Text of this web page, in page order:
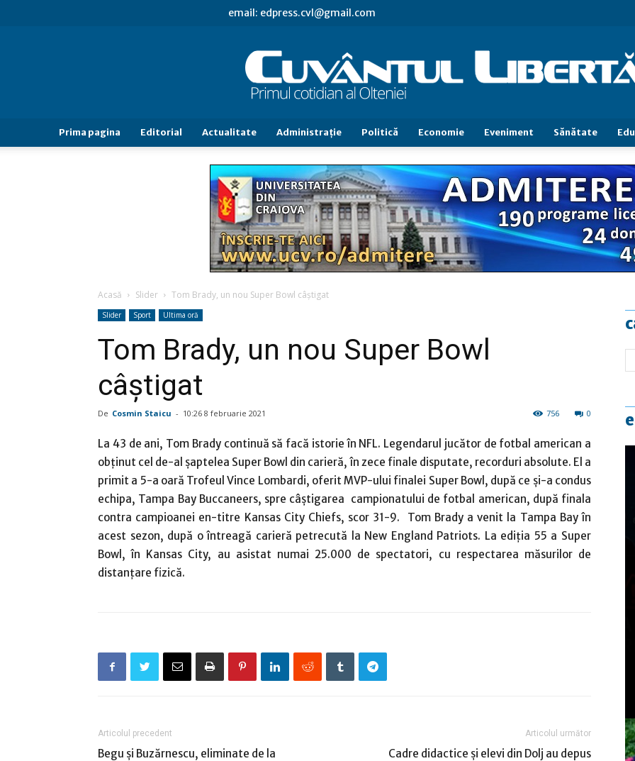
email: edpress.cvl@gmail.com
Cuvântul
Libertăţii
Prima pagina Editorial Actualitate Administraţie Politică Economie Eveniment Sănătate
Acasă Slider Tom Brady, un nou Super Bowl câştigat
Slider Sport Ultima oră
Tom Brady, un nou Super Bowl
câştigat
De Cosmin Staicu - 10:26 8 februarie 2021 0
756
La 43 de ani, Tom Brady continuă să facă istorie în NFL. Legendarul jucător de fotbal american a
obţinut cel de-al şaptelea Super Bowl din carieră, în zece finale disputate, recorduri absolute. El a
primit a 5-a oară Trofeul Vince Lombardi, oferit MVP-ului finalei Super Bowl, după ce şi-a condus
echipa, Tampa Bay Buccaneers, spre câştigarea campionatului de fotbal american, după finala
contra campioanei en-titre Kansas City Chiefs, scor 31-9. Tom Brady a venit la Tampa Bay în
acest sezon, după o întreagă carieră petrecută la New England Patriots. La ediţia 55 a Super
Bowl, în Kansas City, au asistat numai 25.000 de spectatori, cu respectarea măsurilor de
distanţare fizică.
Articolul precedent
Begu şi Buzărnescu, eliminate de la
Articolul următor
Cadre didactice şi elevi din Dolj au depus